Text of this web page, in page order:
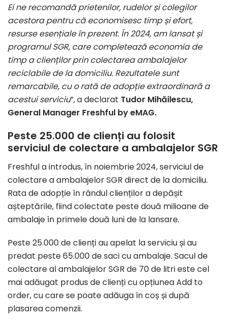
Ei ne recomandă prietenilor, rudelor și colegilor
acestora pentru că economisesc timp și efort,
resurse esențiale în prezent. În 2024, am lansat și
programul SGR, care completează economia de
timp a clienților prin colectarea ambalajelor
reciclabile de la domiciliu. Rezultatele sunt
remarcabile, cu o rată de adopție extraordinară a
acestui serviciu”, a declarat Tudor Mihăilescu,
General Manager Freshful by eMAG.
Peste 25.000 de clienți au folosit
serviciul de colectare a ambalajelor SGR
Freshful a introdus, în noiembrie 2024, serviciul de
colectare a ambalajelor SGR direct de la domiciliu.
Rata de adopție în rândul clienților a depășit
așteptările, fiind colectate peste două milioane de
ambalaje în primele două luni de la lansare.
Peste 25.000 de clienți au apelat la serviciu și au
predat peste 65.000 de saci cu ambalaje. Sacul de
colectare al ambalajelor SGR de 70 de litri este cel
mai adăugat produs de clienți cu opțiunea Add to
order, cu care se poate adăuga în coș și după
plasarea comenzii.